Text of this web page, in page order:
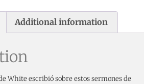
Additional information
White escribió sobre estos sermones de